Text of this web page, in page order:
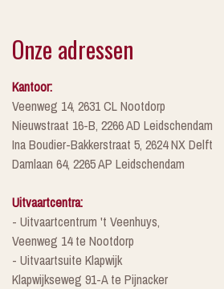
Onze adressen
Kantoor:
Veenweg 14, 2631 CL Nootdorp
Nieuwstraat 16-B, 2266 AD Leidschendam
Ina Boudier-Bakkerstraat 5, 2624 NX Delft
Damlaan 64, 2265 AP Leidschendam
Uitvaartcentra:
- Uitvaartcentrum 't Veenhuys,
Veenweg 14 te Nootdorp
- Uitvaartsuite Klapwijk
Klapwijkseweg 91-A te Pijnacker